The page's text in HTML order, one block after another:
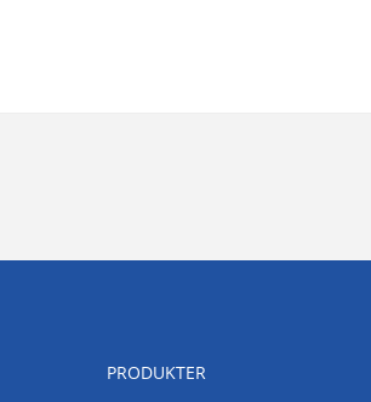
PRODUKTER